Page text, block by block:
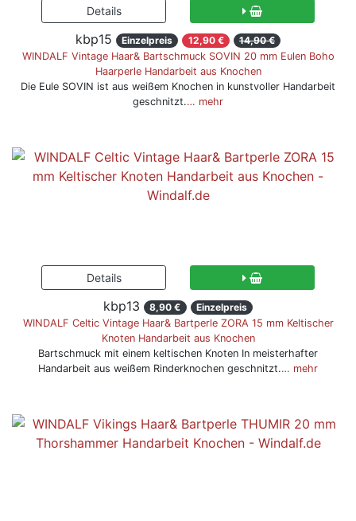
kbp15 Einzelpreis 12,90 €
14,90 €
WINDALF Vintage Haar& Bartschmuck SOVIN 20 mm Eulen Boho
Haarperle Handarbeit aus Knochen
Die Eule SOVIN ist aus weißem Knochen in kunstvoller Handarbeit
geschnitzt.… mehr
kbp13 8,90 €
Einzelpreis
WINDALF Celtic Vintage Haar& Bartperle ZORA 15 mm Keltischer
Knoten Handarbeit aus Knochen
Bartschmuck mit einem keltischen Knoten In meisterhafter
Handarbeit aus weißem Rinderknochen geschnitzt.… mehr